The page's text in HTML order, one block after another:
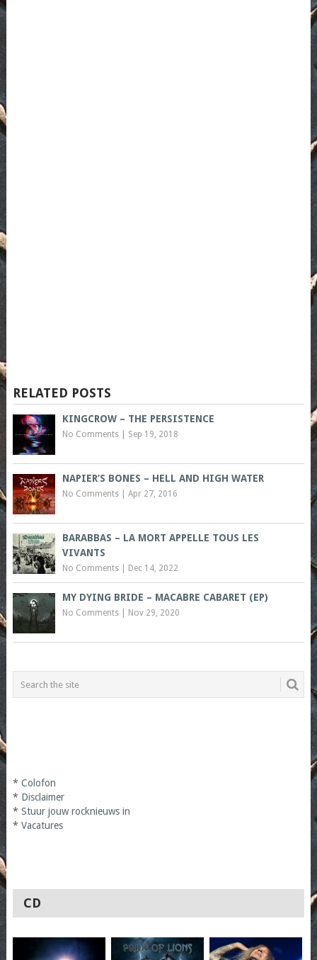
RELATED POSTS
KINGCROW – THE PERSISTENCE
No Comments| Sep 19, 2018
NAPIER’S BONES – HELL AND HIGH WATER
No Comments| Apr 27, 2016
BARABBAS – LA MORT APPELLE TOUS LES
VIVANTS
No Comments| Dec 14, 2022
MY DYING BRIDE – MACABRE CABARET (EP)
No Comments| Nov 29, 2020
* Colofon
* Disclaimer
* Stuur jouw rocknieuws in
* Vacatures
CD